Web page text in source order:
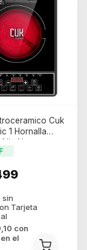
Cuk
1 Hornalla
Negro
con
el